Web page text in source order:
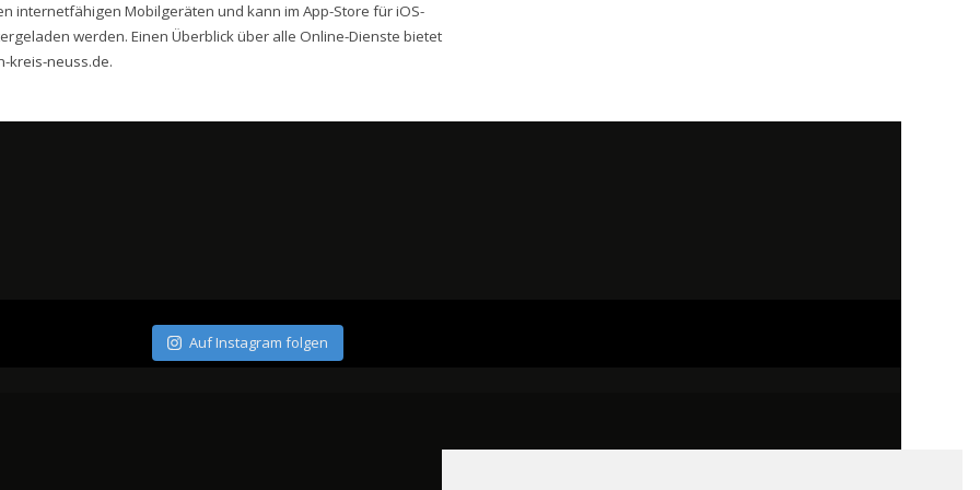
internetfähigen Mobilgeräten und kann im App-Store für iOS-
werden. Einen Überblick über alle Online-Dienste bietet
kreis-neuss.de.
Auf Instagram folgen